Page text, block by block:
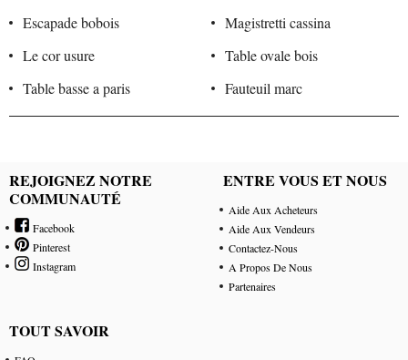
Escapade bobois
Magistretti cassina
Le cor usure
Table ovale bois
Table basse a paris
Fauteuil marc
REJOIGNEZ NOTRE
COMMUNAUTÉ
Facebook
Pinterest
Instagram
ENTRE VOUS ET NOUS
Aide Aux Acheteurs
Aide Aux Vendeurs
Contactez-Nous
A Propos De Nous
Partenaires
TOUT SAVOIR